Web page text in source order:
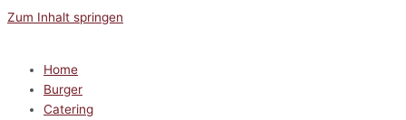
Zum Inhalt springen
Home
Burger
Catering